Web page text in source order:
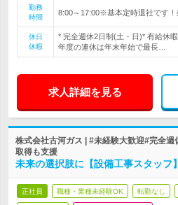
勤務
時間
8:00～17:00※基本定時退社です
休日
休暇
* 完全週休2日制(土・日)* 有給休
年度の連休は年末年始で最長…
求人詳細を見る
株式会社古河ガス | #未経験大歓迎#完全
取得も支援
未来の選択肢に【設備工事スタッフ
正社員 職種・業種未経験OK 転勤なし